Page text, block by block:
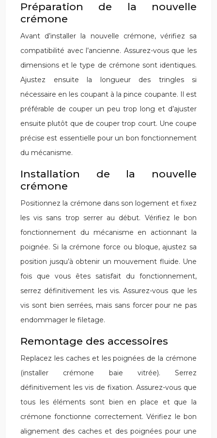
Préparation de la nouvelle
crémone
Avant d’installer la nouvelle crémone, vérifiez sa
compatibilité avec l’ancienne. Assurez-vous que les
dimensions et le type de crémone sont identiques.
Ajustez ensuite la longueur des tringles si
nécessaire en les coupant à la pince coupante. Il est
préférable de couper un peu trop long et d’ajuster
ensuite plutôt que de couper trop court. Une coupe
précise est essentielle pour un bon fonctionnement
du mécanisme.
Installation de la nouvelle
crémone
Positionnez la crémone dans son logement et fixez
les vis sans trop serrer au début. Vérifiez le bon
fonctionnement du mécanisme en actionnant la
poignée. Si la crémone force ou bloque, ajustez sa
position jusqu’à obtenir un mouvement fluide. Une
fois que vous êtes satisfait du fonctionnement,
serrez définitivement les vis. Assurez-vous que les
vis sont bien serrées, mais sans forcer pour ne pas
endommager le filetage.
Remontage des accessoires
Replacez les caches et les poignées de la crémone
(installer crémone baie vitrée). Serrez
définitivement les vis de fixation. Assurez-vous que
tous les éléments sont bien en place et que la
crémone fonctionne correctement. Vérifiez le bon
alignement des caches et des poignées pour une